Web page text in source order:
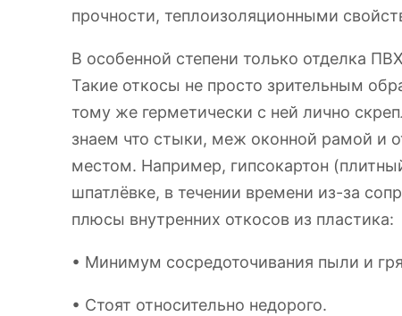
прочности, теплоизоляционными
В особенной степени только отделка
Такие откосы не просто зрительным
тому же герметически с ней лично
знаем что стыки, меж оконной рамой и
местом. Например, гипсокартон
шпатлёвке, в течении времени из-за
плюсы внутренних откосов из пластика:
• Минимум сосредоточивания пыли и
• Стоят относительно недорого.